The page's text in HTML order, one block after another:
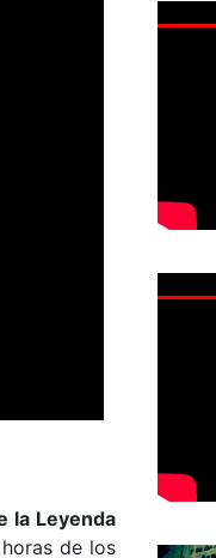
la Leyenda
de los